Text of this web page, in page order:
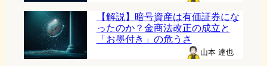
【解説】暗号資産は有価証券にな
ったのか？金商法改正の成立と
「お墨付き」の危うさ
山本 達也